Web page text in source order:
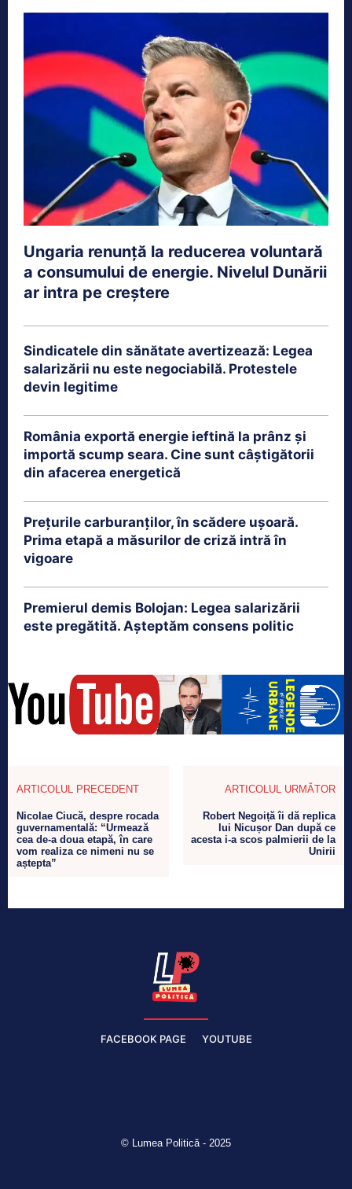
Ungaria renunță la reducerea voluntară
a consumului de energie. Nivelul Dunării
ar intra pe creștere
Sindicatele din sănătate avertizează: Legea
salarizării nu este negociabilă. Protestele
devin legitime
România exportă energie ieftină la prânz și
importă scump seara. Cine sunt câștigătorii
din afacerea energetică
Prețurile carburanților, în scădere ușoară.
Prima etapă a măsurilor de criză intră în
vigoare
Premierul demis Bolojan: Legea salarizării
este pregătită. Așteptăm consens politic
ARTICOLUL PRECEDENT
Nicolae Ciucă, despre rocada
guvernamentală: “Urmează
cea de-a doua etapă, în care
vom realiza ce nimeni nu se
aștepta”
ARTICOLUL URMĂTOR
Robert Negoiță îi dă replica
lui Nicușor Dan după ce
acesta i-a scos palmierii de la
Unirii
FACEBOOK PAGE YOUTUBE
© Lumea Politică - 2025